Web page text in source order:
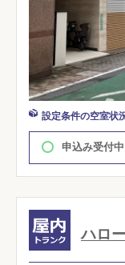
設定条件の空室状
申込み受付中
ハロ